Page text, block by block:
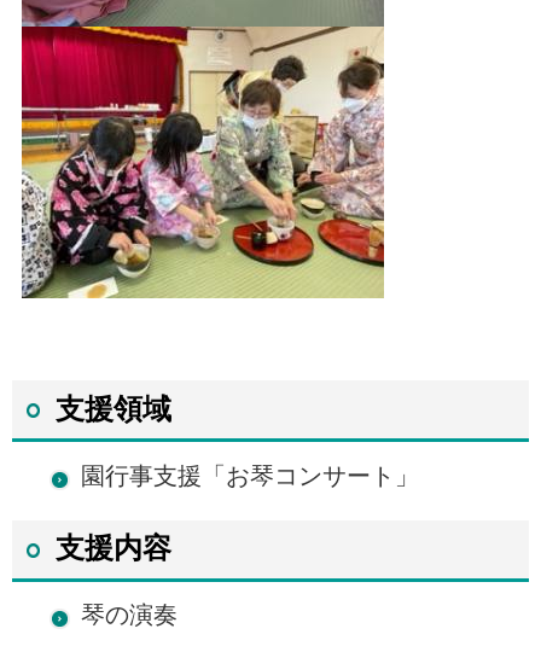
支援領域
園行事支援「お琴コンサート」
支援内容
琴の演奏